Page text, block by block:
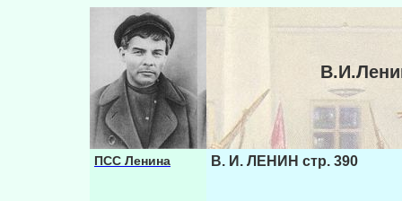
ПСС Ленина В. И. ЛЕНИН стр. 390